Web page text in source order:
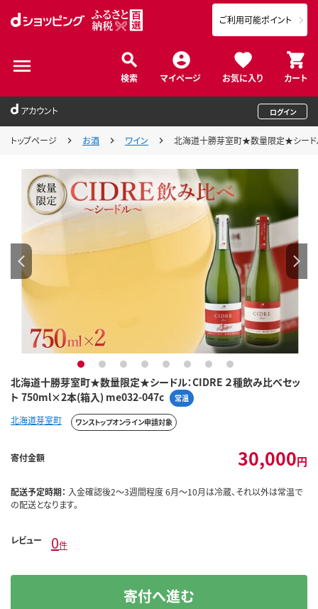
検索 マイページ お気に入り カート
ご利用可能ポイント
アカウント ログイン
トップページ お酒 ワイン 北海道十勝芽室町★数量限定★シード
北海道十勝芽室町★数量限定★シードル：CIDRE ２種飲み比べセッ
ト 750ml×2本(箱入) me032-047c
常温
1 2 3 4 5 6 7 8
北海道芽室町 ワンストップオンライン申請対象
寄付金額 30,000円
配送予定時期： 入金確認後2～3週間程度 6月～10月は冷蔵、それ以外は常温で
の配送となります。
レビュー 0件
寄付へ進む